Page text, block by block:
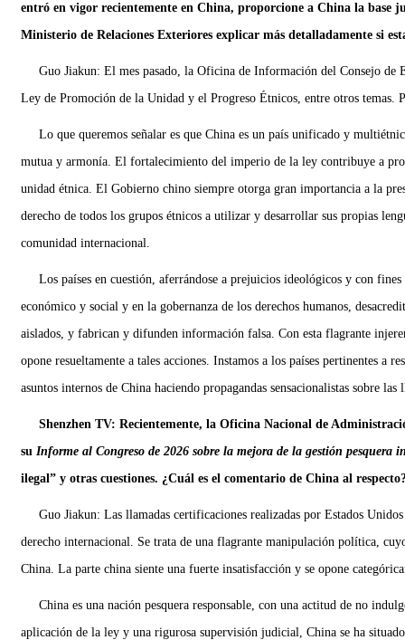
entró en vigor recientemente en China, proporcione a China la base
Ministerio de Relaciones Exteriores explicar más detalladamente si
Guo Jiakun: El mes pasado, la Oficina de Información del Consejo de
Ley de Promoción de la Unidad y el Progreso Étnicos, entre otros temas.
Lo que queremos señalar es que China es un país unificado y
mutua y armonía. El fortalecimiento del imperio de la ley contribuye a
unidad étnica. El Gobierno chino siempre otorga gran importancia a la
derecho de todos los grupos étnicos a utilizar y desarrollar sus propias
comunidad internacional.
Los países en cuestión, aferrándose a prejuicios ideológicos y con
económico y social y en la gobernanza de los derechos humanos,
aislados, y fabrican y difunden información falsa. Con esta flagrante
opone resueltamente a tales acciones. Instamos a los países pertinentes a
asuntos internos de China haciendo propagandas sensacionalistas sobre las
Shenzhen TV: Recientemente, la Oficina Nacional de
su Informe al Congreso de 2026 sobre la mejora de la gestión pesquera
ilegal” y otras cuestiones. ¿Cuál es el comentario de China al
Guo Jiakun: Las llamadas certificaciones realizadas por Estados
derecho internacional. Se trata de una flagrante manipulación política,
China. La parte china siente una fuerte insatisfacción y se opone
China es una nación pesquera responsable, con una actitud de no
aplicación de la ley y una rigurosa supervisión judicial, China se ha